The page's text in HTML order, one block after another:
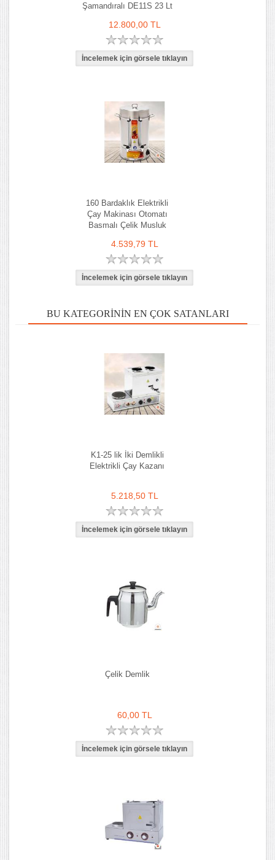
Şamandıralı DE11S 23 Lt
12.800,00 TL
160 Bardaklık Elektrikli
Çay Makinası Otomatı
Basmalı Çelik Musluk
4.539,79 TL
BU KATEGORININ EN ÇOK SATANLARI
K1-25 lik İki Demlikli
Elektrikli Çay Kazanı
5.218,50 TL
Çelik Demlik
60,00 TL